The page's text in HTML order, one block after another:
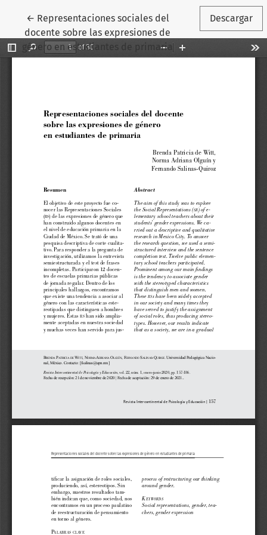
← Volver a los detalles del artículo
Representaciones sociales del
docente sobre las expresiones de
género en estudiantes de primaria
Descargar